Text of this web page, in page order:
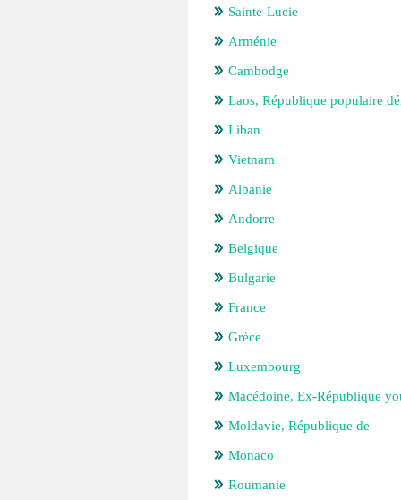
Sainte-Lucie
Arménie
Cambodge
Laos, République populaire
Liban
Vietnam
Albanie
Andorre
Belgique
Bulgarie
France
Grèce
Luxembourg
Macédoine, Ex-République
Moldavie, République de
Monaco
Roumanie